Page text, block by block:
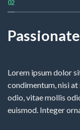
02
Lorem ipsum dolor
condimentum, nisi
odio, vitae mollis
euismod. Integer